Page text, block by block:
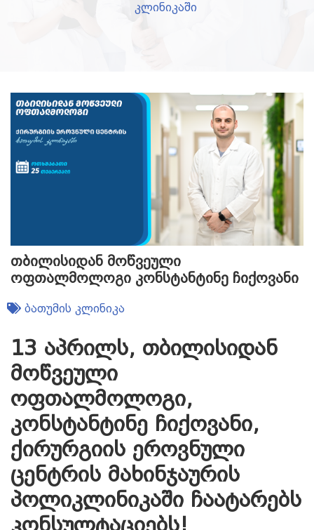
კლინიკაში
თბილისიდან მოწვეული
ოფთალმოლოგი კონსტანტინე ჩიქოვანი
ბათუმის კლინიკა
13 აპრილს, თბილისიდან
მოწვეული
ოფთალმოლოგი,
კონსტანტინე ჩიქოვანი,
ქირურგიის ეროვნული
ცენტრის მახინჯაურის
პოლიკლინიკაში ჩაატარებს
კონსულტაციებს!